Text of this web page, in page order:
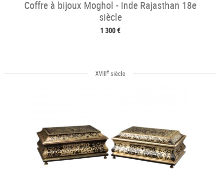
Coffre à bijoux Moghol - Inde Rajasthan 18e
siècle
1 300 €
XVIIIe siècle